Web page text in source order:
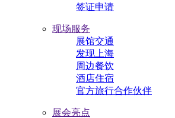
签证申请
现场服务
展馆交通
发现上海
周边餐饮
酒店住宿
官方旅行合作伙伴
展会亮点